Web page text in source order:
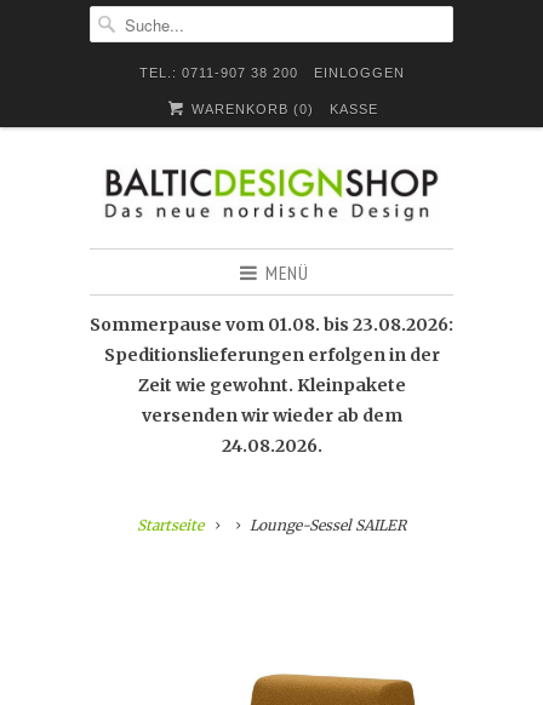
TEL.: 0711-907 38 200 EINLOGGEN
WARENKORB (0) KASSE
MENÜ
Sommerpause vom 01.08. bis 23.08.2026:
Speditionslieferungen erfolgen in der
Zeit wie gewohnt. Kleinpakete
versenden wir wieder ab dem
24.08.2026.
Startseite Lounge-Sessel SAILER